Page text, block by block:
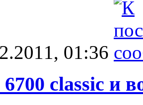
01:36
classic и